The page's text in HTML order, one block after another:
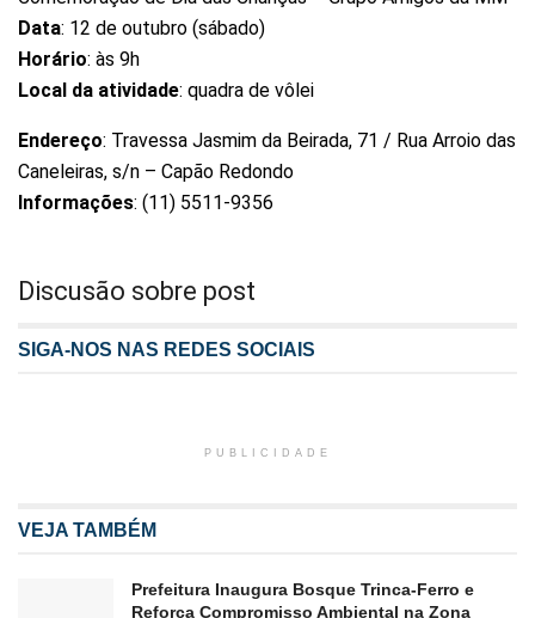
Data: 12 de outubro (sábado)
Horário: às 9h
Local da atividade: quadra de vôlei
Endereço: Travessa Jasmim da Beirada, 71 / Rua Arroio das
Caneleiras, s/n – Capão Redondo
Informações: (11) 5511-9356
Discusão sobre post
SIGA-NOS NAS REDES SOCIAIS
PUBLICIDADE
VEJA TAMBÉM
Prefeitura Inaugura Bosque Trinca-Ferro e
Reforça Compromisso Ambiental na Zona